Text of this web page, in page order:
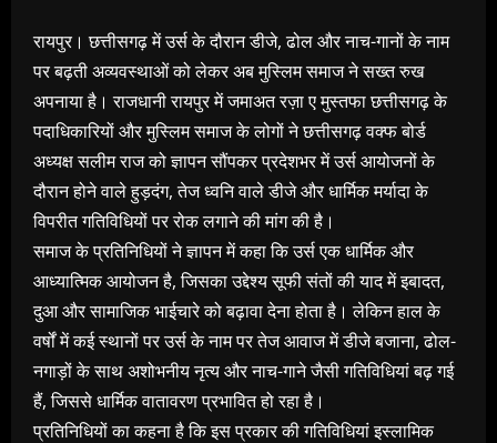
रायपुर। छत्तीसगढ़ में उर्स के दौरान डीजे, ढोल और नाच-गानों के नाम
पर बढ़ती अव्यवस्थाओं को लेकर अब मुस्लिम समाज ने सख्त रुख
अपनाया है। राजधानी रायपुर में जमाअत रज़ा ए मुस्तफा छत्तीसगढ़ के
पदाधिकारियों और मुस्लिम समाज के लोगों ने छत्तीसगढ़ वक्फ बोर्ड
अध्यक्ष सलीम राज को ज्ञापन सौंपकर प्रदेशभर में उर्स आयोजनों के
दौरान होने वाले हुड़दंग, तेज ध्वनि वाले डीजे और धार्मिक मर्यादा के
विपरीत गतिविधियों पर रोक लगाने की मांग की है।
समाज के प्रतिनिधियों ने ज्ञापन में कहा कि उर्स एक धार्मिक और
आध्यात्मिक आयोजन है, जिसका उद्देश्य सूफी संतों की याद में इबादत,
दुआ और सामाजिक भाईचारे को बढ़ावा देना होता है। लेकिन हाल के
वर्षों में कई स्थानों पर उर्स के नाम पर तेज आवाज में डीजे बजाना, ढोल-
नगाड़ों के साथ अशोभनीय नृत्य और नाच-गाने जैसी गतिविधियां बढ़ गई
हैं, जिससे धार्मिक वातावरण प्रभावित हो रहा है।
प्रतिनिधियों का कहना है कि इस प्रकार की गतिविधियां इस्लामिक